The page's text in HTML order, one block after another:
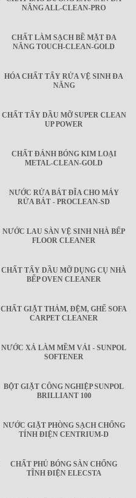
NĂNG ALL-CLEAN-PRO
CHẤT LÀM SẠCH BỀ MẶT ĐA
NĂNG TOUCH-CLEAN-GOLD
HÓA CHẤT TẨY RỬA VỆ SINH ĐA
NĂNG
CHẤT TẨY DẦU MỠ SUPER CLEAN
UP POWER
CHẤT ĐÁNH BÓNG KIM LOẠI
METAL-CLEAN-GOLD
NƯỚC RỬA BÁT ĐĨA CHO MÁY
RỬA BÁT - PROCLEAN-SD
NƯỚC LAU SÀN VỆ SINH NHÀ BẾP
FLOOR CLEANER
CHẤT TẨY DẦU MỠ DỤNG CỤ NHÀ
BẾP OVEN CLEANER
CHẤT GIẶT THẢM, ĐỆM, GHẾ SOFA
CARPET CLEANER
NƯỚC XẢ LÀM MỀM VẢI - SUNPOL
SOFTENER
BỘT GIẶT CÔNG NGHIỆP SUNPOL
BRILLIANT 100
NƯỚC GIẶT PHÒNG SẠCH CHỐNG
TÍNH ĐIỆN CENTRIUM-D
CHẤT PHỦ BÓNG SÀN CHỐNG
TĨNH ĐIỆN ELECSTA